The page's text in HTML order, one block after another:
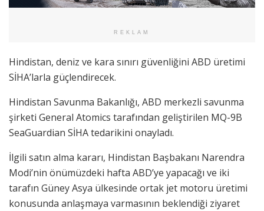
REKLAM
Hindistan, deniz ve kara sınırı güvenliğini ABD üretimi
SİHA’larla güçlendirecek.
Hindistan Savunma Bakanlığı, ABD merkezli savunma
şirketi General Atomics tarafından geliştirilen MQ-9B
SeaGuardian SİHA tedarikini onayladı.
İlgili satın alma kararı, Hindistan Başbakanı Narendra
Modi’nin önümüzdeki hafta ABD’ye yapacağı ve iki
tarafın Güney Asya ülkesinde ortak jet motoru üretimi
konusunda anlaşmaya varmasının beklendiği ziyaret